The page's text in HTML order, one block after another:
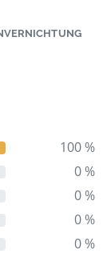
100 %
0 %
0 %
0 %
0 %